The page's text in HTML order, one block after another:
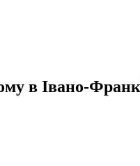
в Івано-